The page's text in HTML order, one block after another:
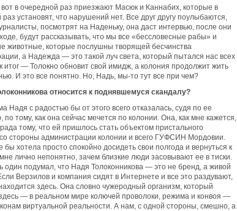
вот в очередной раз приезжают Масюк и Каннабих, которые в
установят, что нарушений нет. Все друг другу поулыбаются,
посмотрят на Наденьку, она даст интервью, после они
будут рассказывать, что мы все «бессловесные рабы» и
животные, которые послушны творящей бесчинства
а Надежда — это такой луч света, который пытался нас всех
итог — Толокно обновит свой имидж, а колония продолжит жить
И это все понятно. Но, Надь, мы-то тут все при чем?
относится к поднявшемуся скандалу?
Надя с радостью бы от этого всего отказалась, судя по ее
по тому, как она сейчас мечется по колонии. Она, как мне кажется,
тому, что ей пришлось стать объектом пристального
стороны администрации колонии и всего ГУФСИН Мордовии.
бы хотела просто спокойно досидеть свои полгода и вернуться к
лично непонятно, зачем близкие люди засовывают ее в тиски.
один подумал, что Надя Толоконникова — это не бренд, а живой
Верзилов и компания сидят в Интернете и все это раздувают,
здесь. Она словно чужеродный организм, который
— в реальном мире колючей проволоки, режима и конвоя —
виртуальной реальности. А нам, с одной стороны, смешно, а